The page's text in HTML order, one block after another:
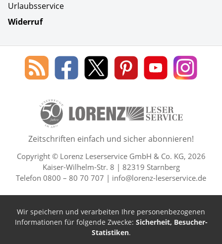
Urlaubsservice
Widerruf
Social Media
Blog
des
Leserservice
Lorenz
Leserservice
Lorenz
Leserservice
Lorenz
Leserservice
Lorenz
Leserservice
Lorenz
50 Lesefreude im Abo Jahre
Zeitschriften einfach und sicher abonnieren!
Copyright © Lorenz Leserservice GmbH & Co. KG, 2026
Kaiser-Wilhelm-Str. 8 | 82319 Starnberg
Telefon 0800 – 80 70 707 | info@lorenz-leserservice.de
Wir speichern und verarbeiten Ihre personenbezogenen
Informationen für folgende Zwecke: Sicherheit, Besucher-
Statistiken.